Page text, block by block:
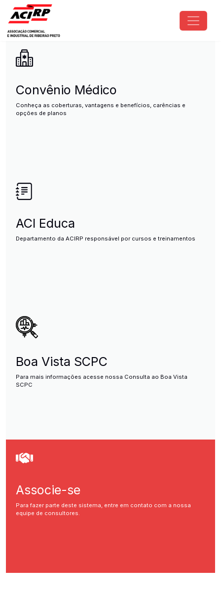
Pular para o conteúdo principal
ACIRP - Associação Comercial
Convênio Médico
Conheça as coberturas, vantagens e benefícios, carências e
opções de planos
ACI Educa
Departamento da ACIRP responsável por cursos e treinamentos
Boa Vista SCPC
Para mais informações acesse nossa Consulta ao Boa Vista
SCPC
Associe-se
Para fazer parte deste sistema, entre em contato com a nossa
equipe de consultores.